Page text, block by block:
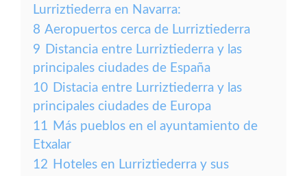
Lurriztiederra en Navarra:
8 Aeropuertos cerca de Lurriztiederra
9 Distancia entre Lurriztiederra y las
principales ciudades de España
10 Distacia entre Lurriztiederra y las
principales ciudades de Europa
11 Más pueblos en el ayuntamiento de
Etxalar
12 Hoteles en Lurriztiederra y sus